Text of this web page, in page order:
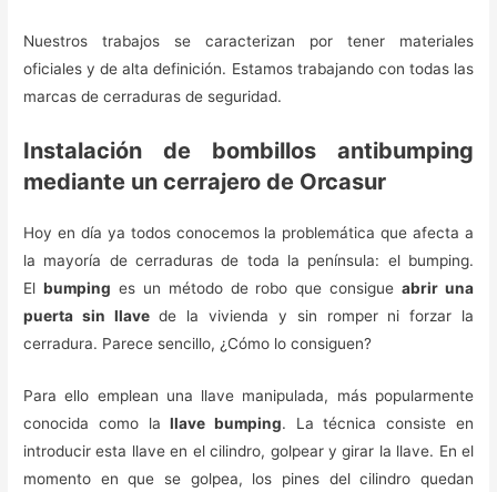
Nuestros trabajos se caracterizan por tener materiales
oficiales y de alta definición. Estamos trabajando con todas las
marcas de cerraduras de seguridad.
Instalación de bombillos antibumping
mediante un cerrajero de Orcasur
Hoy en día ya todos conocemos la problemática que afecta a
la mayoría de cerraduras de toda la península: el bumping.
El bumping es un método de robo que consigueabrir una
puerta sin llavede la vivienda y sin romper ni forzar la
cerradura. Parece sencillo, ¿Cómo lo consiguen?
Para ello emplean una llave manipulada, más popularmente
conocida como lallave bumping. La técnica consiste en
introducir esta llave en el cilindro, golpear y girar la llave. En el
momento en que se golpea, los pines del cilindro quedan